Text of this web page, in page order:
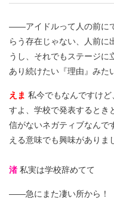
――アイドルって人の前に
らう存在じゃない、人前に
うし、それでもステージ
あり続けたい『理由』みた
えま 私今でもなんですけ
すよ、学校で発表するとき
信がないネガティブなんで
える意味でも興味がありま
渚私実は学校辞めてて
――急にまた凄い所から！